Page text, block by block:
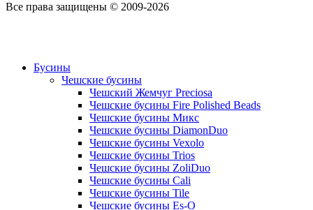
Все права защищены © 2009-2026
Бусины
Чешские бусины
Чешский Жемчуг Preciosa
Чешские бусины Fire Polished Beads
Чешские бусины Микс
Чешские бусины DiamonDuo
Чешские бусины Vexolo
Чешские бусины Trios
Чешские бусины ZoliDuo
Чешские бусины Cali
Чешские бусины Tile
Чешские бусины Es-O